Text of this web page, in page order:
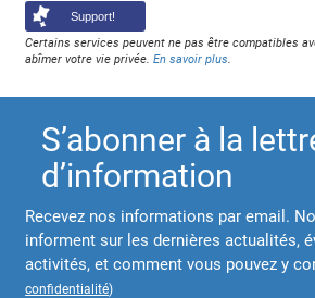
Support!
Certains services peuvent ne pas être compatibles
abîmer votre vie privée.En savoir plus.
S’abonner à la
d’information
Recevez nos informations par email.
informent sur les dernières actualités,
activités, et comment vous pouvez y
confidentialité)